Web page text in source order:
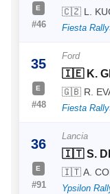
E
#46
🇨🇿 L.
Fiesta
35
E
#48
Ford
🇮🇪 K.
🇬🇧 R.
Fiesta
36
E
#91
Lancia
🇮🇹 S. DI
🇮🇹 A.
Ypsilon